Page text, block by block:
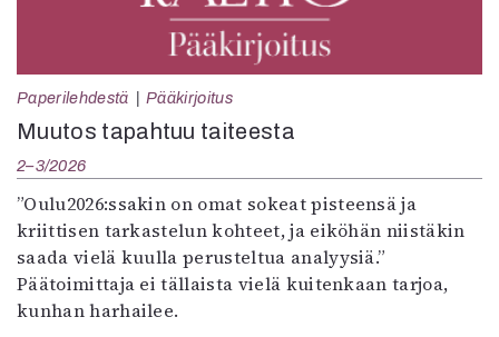
Paperilehdestä Pääkirjoitus
Muutos tapahtuu taiteesta
2–3/2026
”Oulu2026:ssakin on omat sokeat pisteensä ja
kriittisen tarkastelun kohteet, ja eiköhän niistäkin
saada vielä kuulla perusteltua analyysiä.”
Päätoimittaja ei tällaista vielä kuitenkaan tarjoa,
kunhan harhailee.